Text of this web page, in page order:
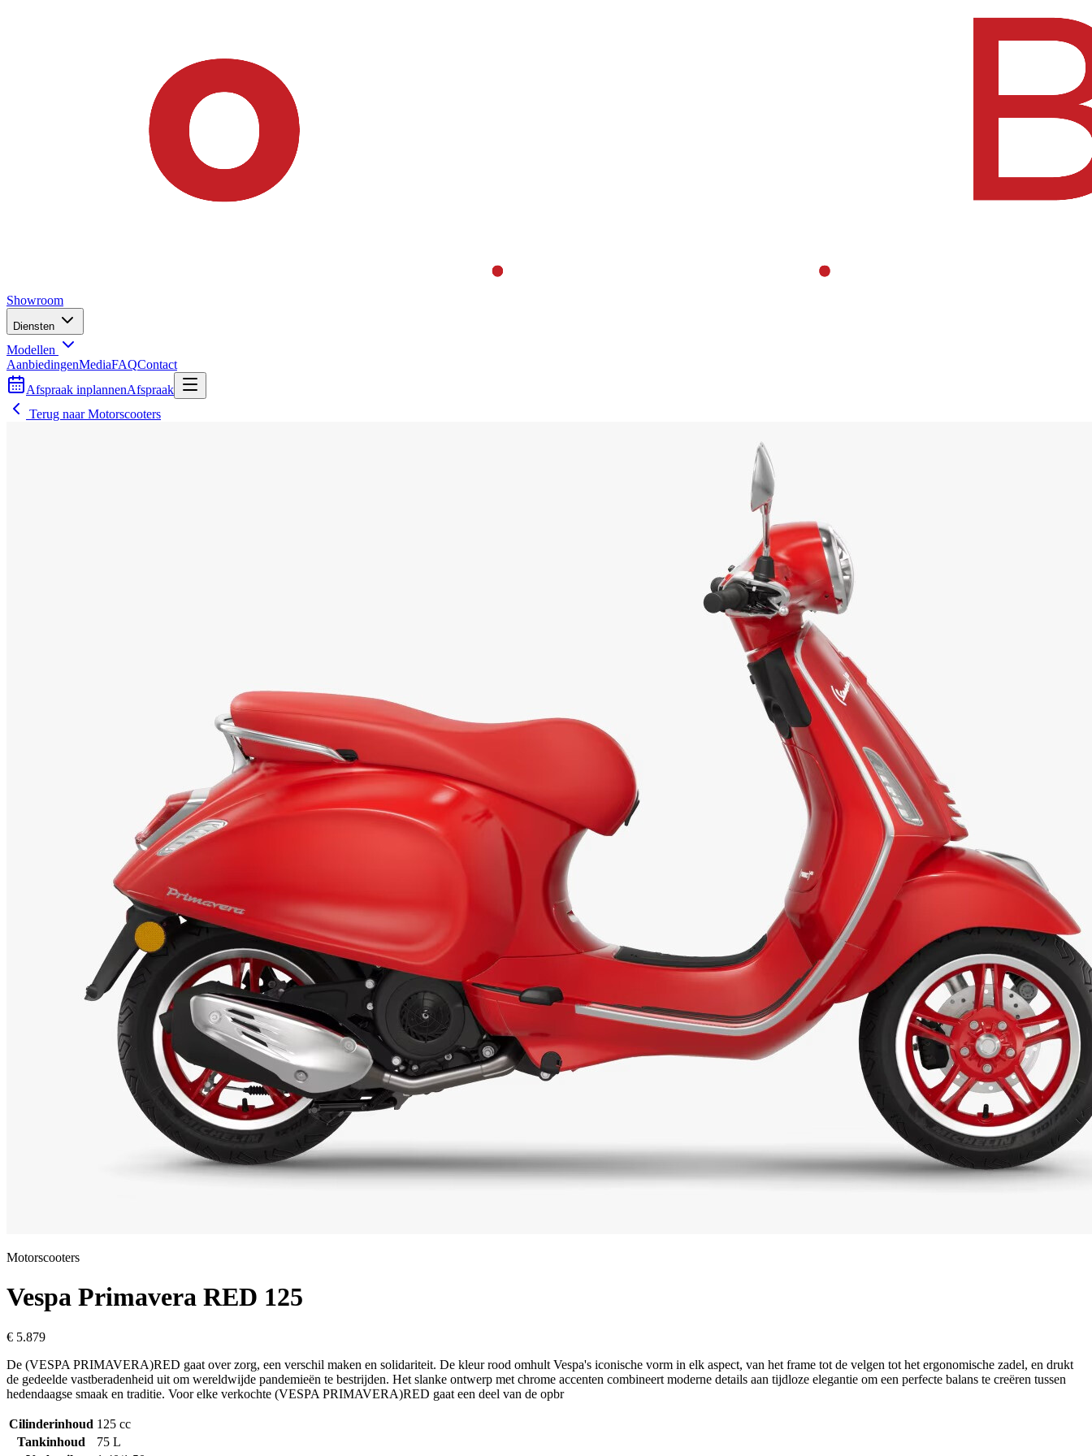
Showroom
Diensten
Modellen
AanbiedingenMediaFAQContact
Afspraak inplannenAfspraak
Terug naarMotorscooters
Motorscooters
Vespa Primavera RED 125
€ 5.879
De (VESPA PRIMAVERA)RED gaat over zorg, een verschil maken en solidariteit. De kleur rood omhult Vespa's iconische vorm in elk aspect, van het frame tot de velgen tot het ergonomische zadel, en drukt
de gedeelde vastberadenheid uit om wereldwijde pandemieën te bestrijden. Het slanke ontwerp met chrome accenten combineert moderne details aan tijdloze elegantie om een perfecte balans te creëren tussen
hedendaagse smaak en traditie. Voor elke verkochte (VESPA PRIMAVERA)RED gaat een deel van de opbr
Cilinderinhoud 125 cc
Tankinhoud
75 L